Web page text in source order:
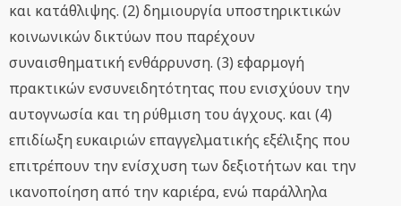
και κατάθλιψης. (2) δημιουργία υποστηρικτικών
κοινωνικών δικτύων που παρέχουν
συναισθηματική ενθάρρυνση. (3) εφαρμογή
πρακτικών ενσυνειδητότητας που ενισχύουν την
αυτογνωσία και τη ρύθμιση του άγχους. και (4)
επιδίωξη ευκαιριών επαγγελματικής εξέλιξης που
επιτρέπουν την ενίσχυση των δεξιοτήτων και την
ικανοποίηση από την καριέρα, ενώ παράλληλα